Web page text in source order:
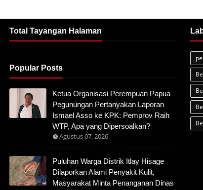
Total Tayangan Halaman
Popular Posts
Ketua Organisasi Perempuan Papua
Pegunungan Pertanyakan Laporan
Ismael Asso ke KPK: Pemprov Raih
WTP, Apa yang Dipersoalkan?
Agustus 07, 2026
Puluhan Warga Distrik Itlay Hisage
Dilaporkan Alami Penyakit Kulit,
Masyarakat Minta Penanganan Dinas